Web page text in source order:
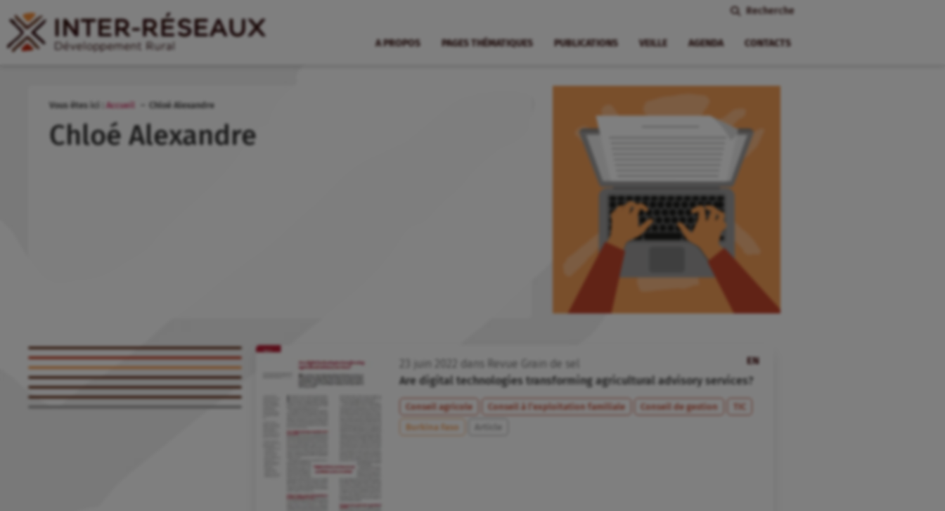
Recherche
A PROPOS PAGES THÉMATIQUES PUBLICATIONS VEILLE AGENDA CONTACTS
Vous êtes ici : Accueil Chloé Alexandre
Chloé Alexandre
EN
dans
Revue Grain de sel
Are digital technologies transforming agricultural advisory services?
Conseil agricole Conseil à l’exploitation familiale Conseil de gestion
TIC
Burkina Faso